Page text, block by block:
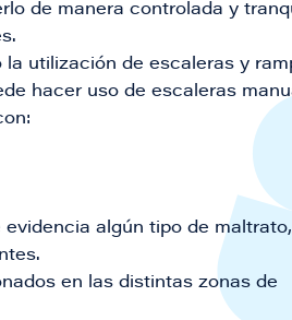
de manera controlada y
utilización de escaleras y
hacer uso de escaleras
algún tipo de
en las distintas zonas de